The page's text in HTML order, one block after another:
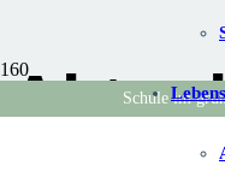
Schule im